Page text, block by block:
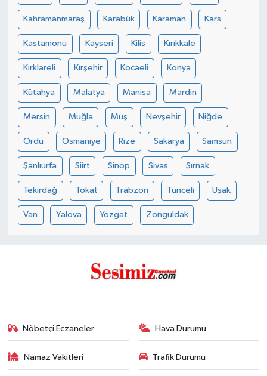
Kahramanmaraş Karabük Karaman Kars
Kastamonu Kayseri Kilis Kırıkkale
Kırklareli Kırşehir Kocaeli Konya
Kütahya Malatya Manisa Mardin
Mersin Muğla Muş Nevşehir Niğde
Ordu Osmaniye Rize Sakarya Samsun
Şanlıurfa Siirt Sinop Sivas Şırnak
Tekirdağ Tokat Trabzon Tunceli Uşak
Van Yalova Yozgat Zonguldak
Nöbetçi Eczaneler Hava Durumu
Namaz Vakitleri Trafik Durumu